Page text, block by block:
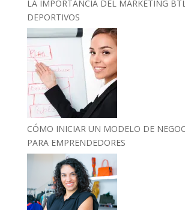
LA IMPORTANCIA DEL MARKETING
DEPORTIVOS
CÓMO INICIAR UN MODELO DE
PARA EMPRENDEDORES